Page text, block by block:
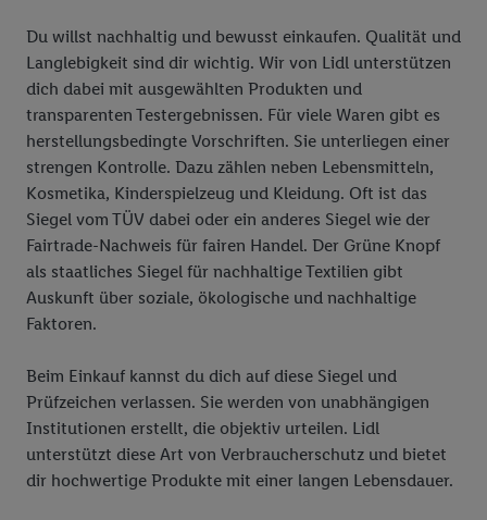
Du willst nachhaltig und bewusst einkaufen. Qualität und
Langlebigkeit sind dir wichtig. Wir von Lidl unterstützen
dich dabei mit ausgewählten Produkten und
transparenten Testergebnissen. Für viele Waren gibt es
herstellungsbedingte Vorschriften. Sie unterliegen einer
strengen Kontrolle. Dazu zählen neben Lebensmitteln,
Kosmetika, Kinderspielzeug und Kleidung. Oft ist das
Siegel vom TÜV dabei oder ein anderes Siegel wie der
Fairtrade-Nachweis für fairen Handel. Der Grüne Knopf
als staatliches Siegel für nachhaltige Textilien gibt
Auskunft über soziale, ökologische und nachhaltige
Faktoren.
Beim Einkauf kannst du dich auf diese Siegel und
Prüfzeichen verlassen. Sie werden von unabhängigen
Institutionen erstellt, die objektiv urteilen. Lidl
unterstützt diese Art von Verbraucherschutz und bietet
dir hochwertige Produkte mit einer langen Lebensdauer.